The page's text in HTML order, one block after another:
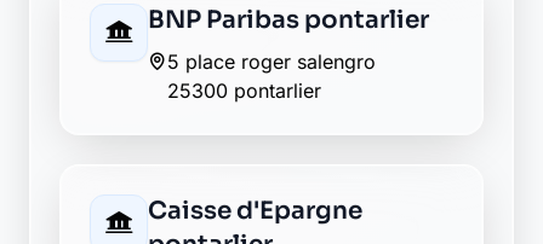
Crédit Agricole
pontarlier
59, rue de la république